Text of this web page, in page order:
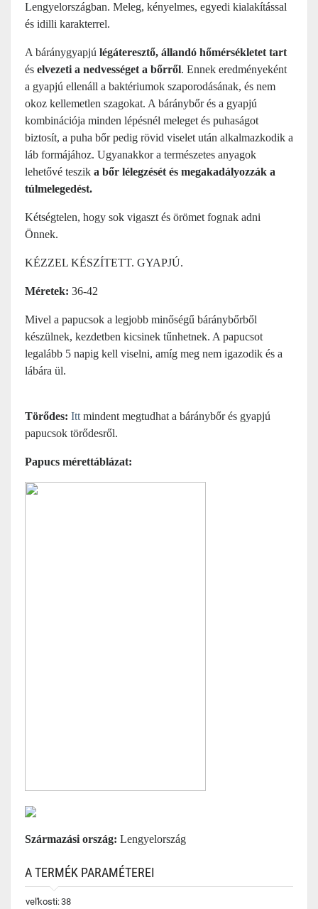
Lengyelországban. Meleg, kényelmes, egyedi kialakítással
és idilli karakterrel.
A báránygyapjú légáteresztő, állandó hőmérsékletet tart
és elvezeti a nedvességet a bőrről. Ennek eredményeként
a gyapjú ellenáll a baktériumok szaporodásának, és nem
okoz kellemetlen szagokat. A báránybőr és a gyapjú
kombinációja minden lépésnél meleget és puhaságot
biztosít, a puha bőr pedig rövid viselet után alkalmazkodik a
láb formájához. Ugyanakkor a természetes anyagok
lehetővé teszik a bőr lélegzését és megakadályozzák a
túlmelegedést.
Kétségtelen, hogy sok vigaszt és örömet fognak adni
Önnek.
KÉZZEL KÉSZÍTETT. GYAPJÚ.
Méretek: 36-42
Mivel a papucsok a legjobb minőségű báránybőrből
készülnek, kezdetben kicsinek tűnhetnek. A papucsot
legalább 5 napig kell viselni, amíg meg nem igazodik és a
lábára ül.
Törődes: Itt mindent megtudhat a báránybőr és gyapjú
papucsok törődesről.
Papucs mérettáblázat:
Származási ország: Lengyelország
A TERMÉK PARAMÉTEREI
veľkosti:38